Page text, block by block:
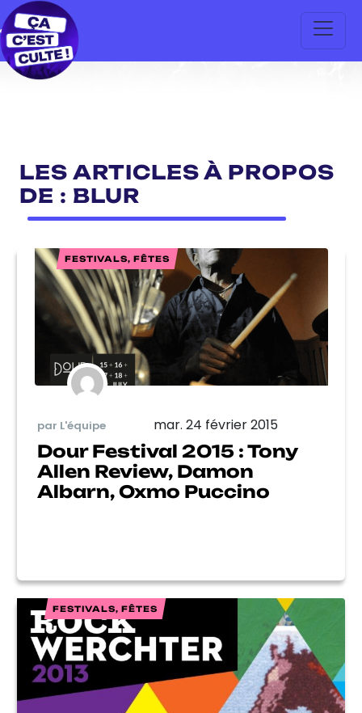
LES ARTICLES À PROPOS
DE : BLUR
FESTIVALS, FÊTES
par L'équipe mar. 24 février 2015
Dour Festival 2015 : Tony
Allen Review, Damon
Albarn, Oxmo Puccino
FESTIVALS, FÊTES